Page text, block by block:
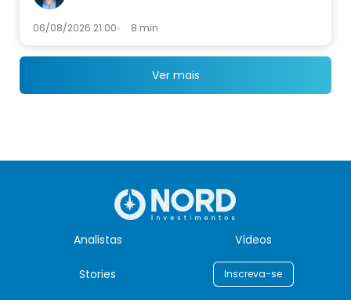
06/08/2026 21:00 8 min
Ver mais
Analistas Vídeos
Stories Inscreva-se